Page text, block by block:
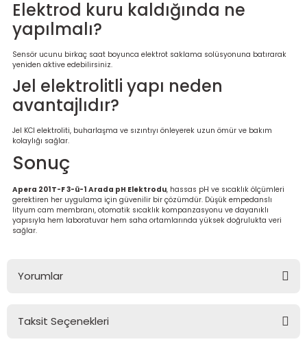
Elektrod kuru kaldığında ne
yapılmalı?
Sensör ucunu birkaç saat boyunca elektrot saklama solüsyonuna batırarak
yeniden aktive edebilirsiniz.
Jel elektrolitli yapı neden
avantajlıdır?
Jel KCl elektroliti, buharlaşma ve sızıntıyı önleyerek uzun ömür ve bakım
kolaylığı sağlar.
Sonuç
Apera 201T-F 3-ü-1 Arada pH Elektrodu, hassas pH ve sıcaklık ölçümleri
gerektiren her uygulama için güvenilir bir çözümdür. Düşük empedanslı
lityum cam membranı, otomatik sıcaklık kompanzasyonu ve dayanıklı
yapısıyla hem laboratuvar hem saha ortamlarında yüksek doğrulukta veri
sağlar.
Yorumlar
Bu ürüne ilk yorumu siz yapın!
Taksit Seçenekleri